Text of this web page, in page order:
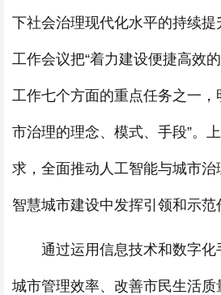
下社会治理现代化水平的持续
工作会议把“着力建设便捷高效
工作七个方面的重点任务之一，
市治理的理念、模式、手段”。
求，全面推动人工智能与城市
智慧城市建设中发挥引领和示范
通过运用信息技术和数字化
城市管理效率、改善市民生活